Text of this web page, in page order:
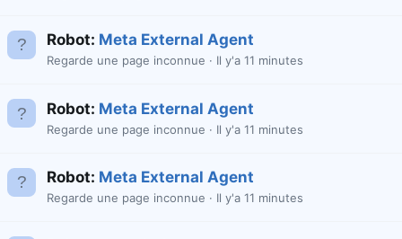
Robot: Meta External Agent
Regarde une page inconnue Il y'a 11 minutes
Robot: Meta External Agent
Regarde une page inconnue Il y'a 11 minutes
Robot: Meta External Agent
Regarde une page inconnue Il y'a 11 minutes